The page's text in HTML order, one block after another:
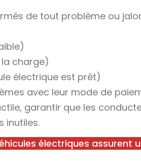
de tout problème ou
charge)
électrique est prêt)
avec leur mode de
garantir que les
inutiles.
électriques assurent